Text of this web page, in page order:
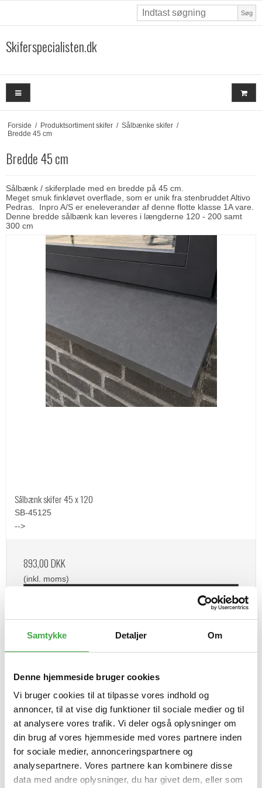
Samtykke Detaljer Om
Denne hjemmeside bruger cookies
Vi bruger cookies til at tilpasse vores indhold og
annoncer, til at vise dig funktioner til sociale medier og til
at analysere vores trafik. Vi deler også oplysninger om
din brug af vores hjemmeside med vores partnere inden
for sociale medier, annonceringspartnere og
analysepartnere. Vores partnere kan kombinere disse
data med andre oplysninger, du har givet dem, eller som
Søg
Skiferspecialisten.dk
Forside / Produktsortiment skifer / Sålbænke skifer /
Bredde 45 cm
Bredde 45 cm
Sålbænk / skiferplade med en bredde på 45 cm.
Meget smuk finkløvet overflade, som er unik fra stenbruddet Altivo
Pedras. Inpro A/S er eneleverandør af denne flotte klasse 1A vare.
Denne bredde sålbænk kan leveres i længderne 120 - 200 samt
300 cm
Sålbænk skifer 45 x 120
SB-45125
-->
893,00 DKK
(inkl. moms)